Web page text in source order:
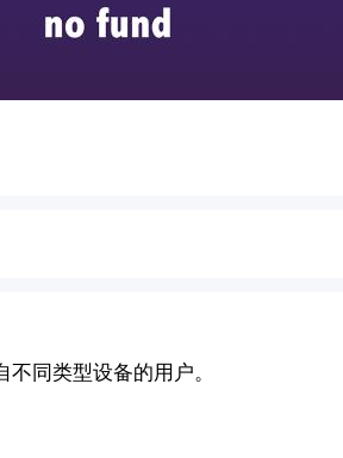
同类型设备的用户。